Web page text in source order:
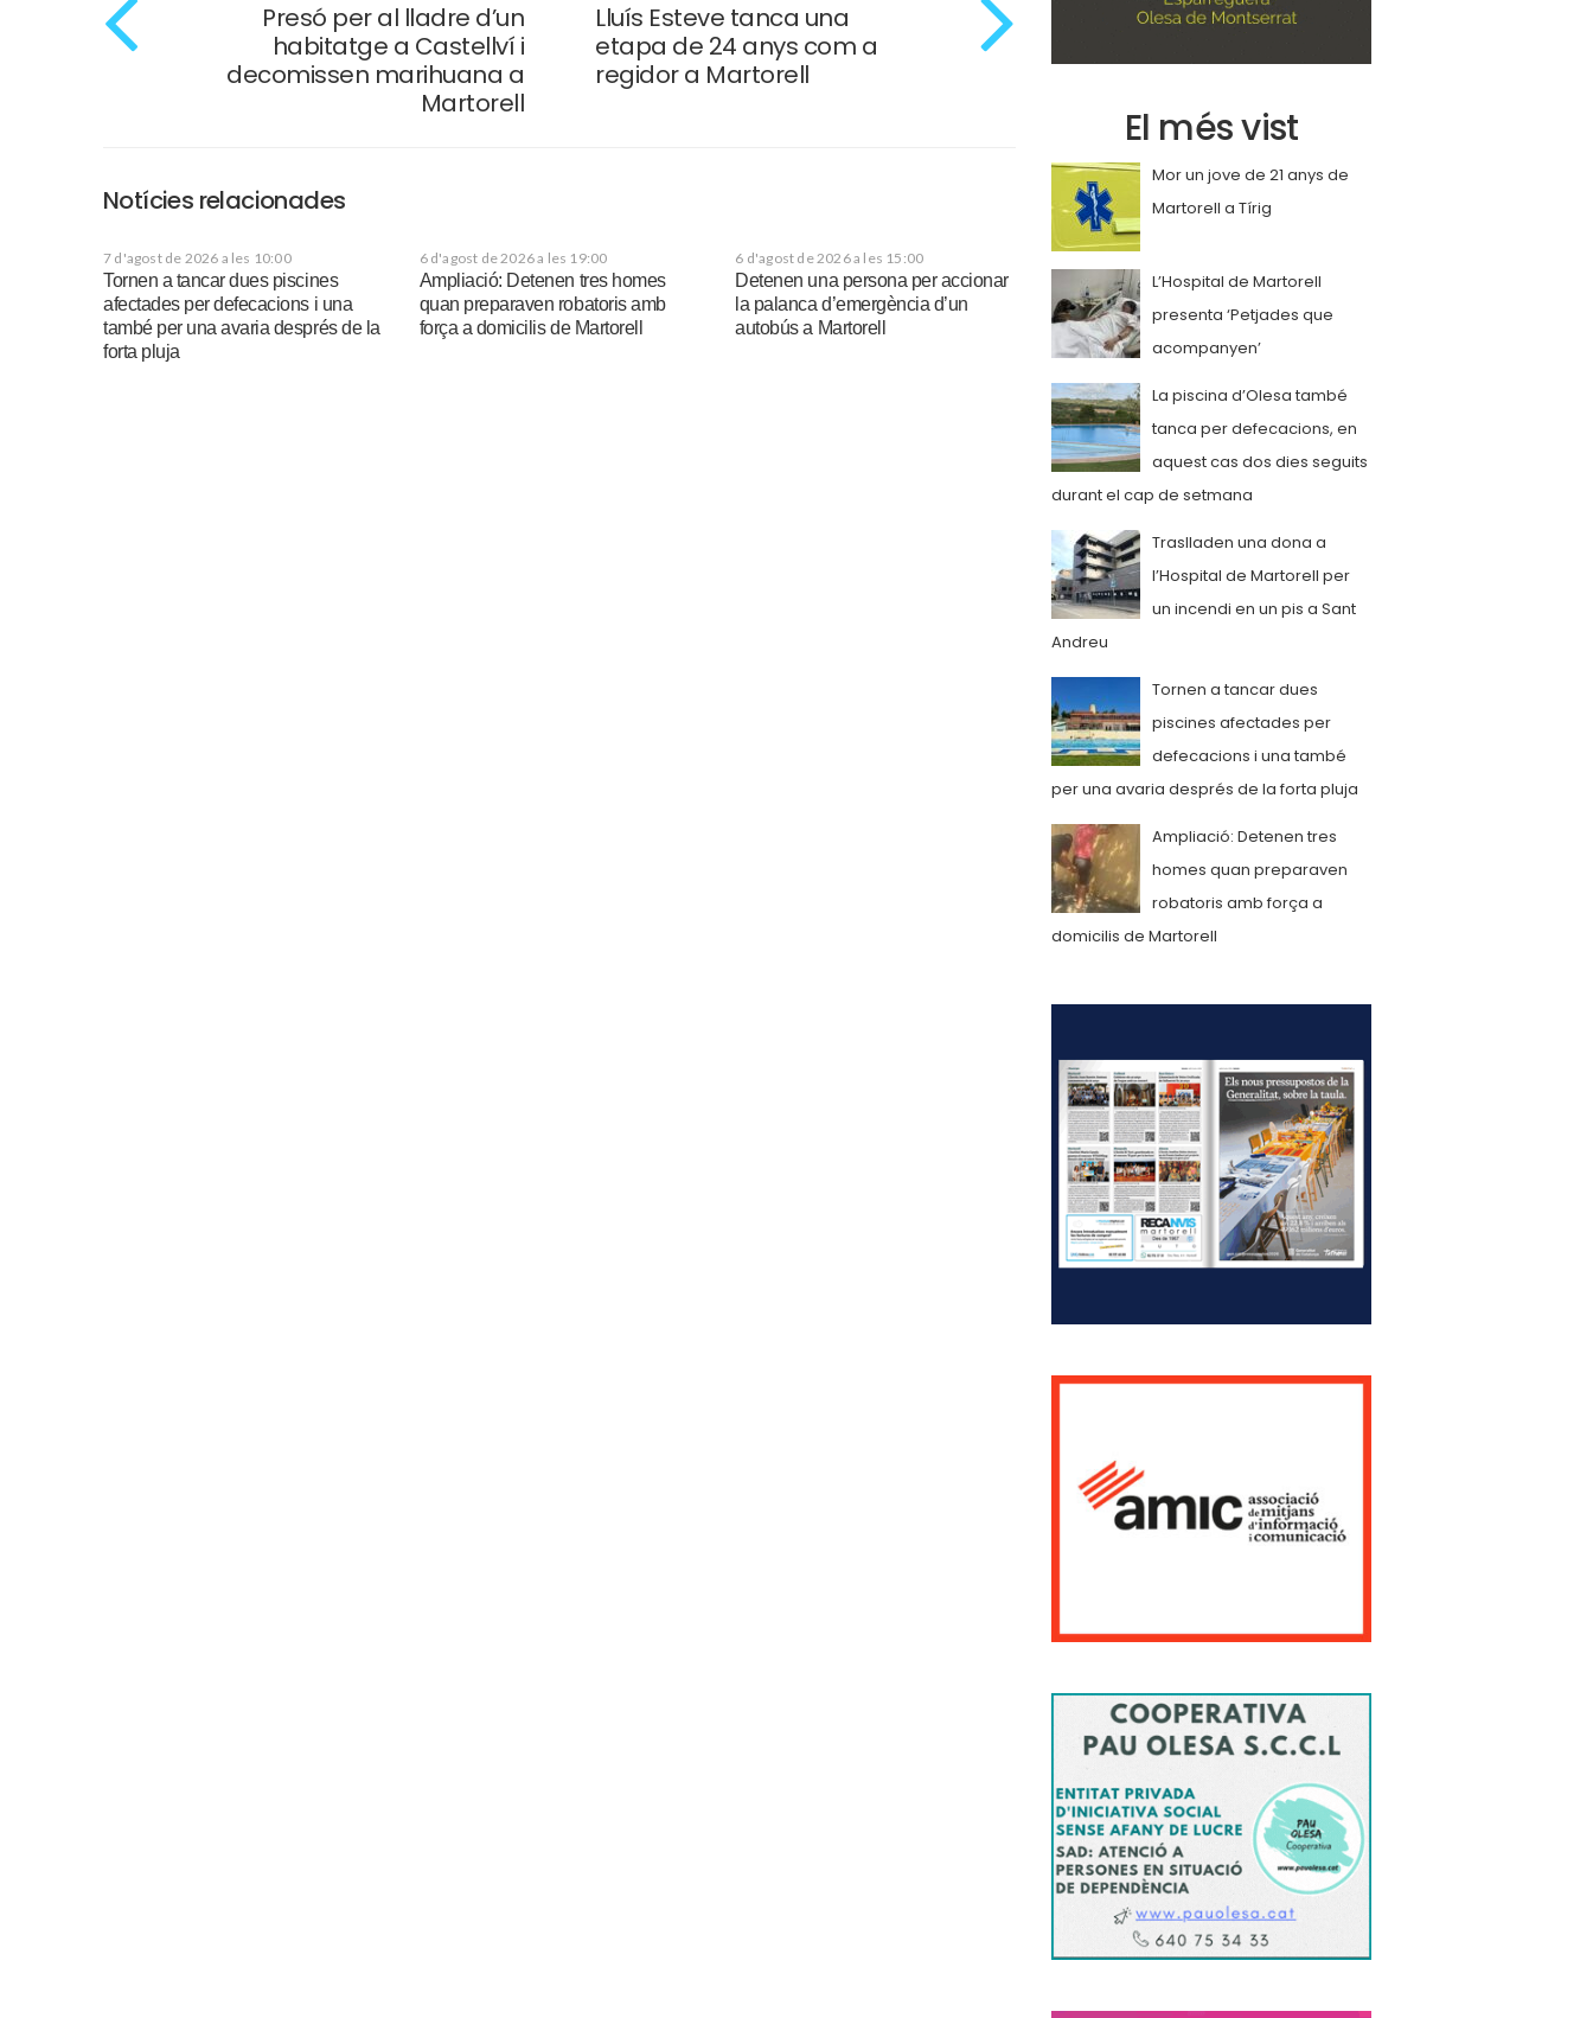
Presó per al lladre d’un
habitatge a Castellví i
decomissen marihuana a
Martorell
Lluís Esteve tanca una
etapa de 24 anys com a
regidor a Martorell
Notícies relacionades
7 d'agost de 2026 a les 10:00
Tornen a tancar dues piscines
afectades per defecacions i una
també per una avaria després de la
forta pluja
6 d'agost de 2026 a les 19:00
Ampliació: Detenen tres homes
quan preparaven robatoris amb
força a domicilis de Martorell
6 d'agost de 2026 a les 15:00
Detenen una persona per accionar
la palanca d’emergència d’un
autobús a Martorell
El més vist
Mor un jove de 21 anys de
Martorell a Tírig
L’Hospital de Martorell
presenta ‘Petjades que
acompanyen’
La piscina d’Olesa també
tanca per defecacions, en
aquest cas dos dies seguits
durant el cap de setmana
Traslladen una dona a
l’Hospital de Martorell per
un incendi en un pis a Sant
Andreu
Tornen a tancar dues
piscines afectades per
defecacions i una també
per una avaria després de la forta pluja
Ampliació: Detenen tres
homes quan preparaven
robatoris amb força a
domicilis de Martorell